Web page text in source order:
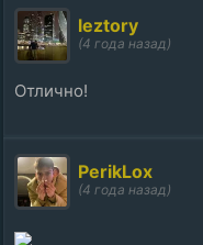
leztory
(4 года назад)
Отлично!
PerikLox
(4 года назад)